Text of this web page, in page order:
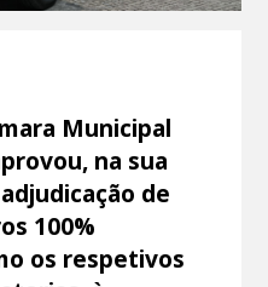
Municipal
na sua
de
100%
os respetivos